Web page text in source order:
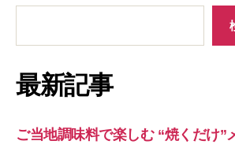
最新記事
ご当地調味料で楽しむ “焼くだけ”